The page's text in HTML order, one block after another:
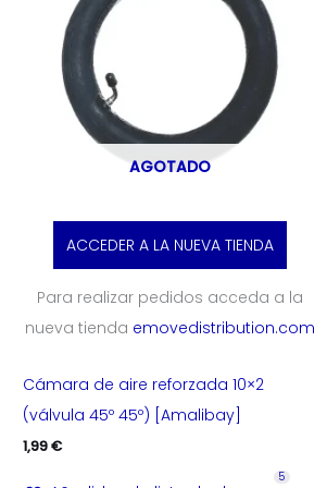
AGOTADO
ACCEDER A LA NUEVA TIENDA
Para realizar pedidos acceda a la
nueva tienda emovedistribution.com
Cámara de aire reforzada 10×2
(válvula 45º 45º) [Amalibay]
1,99€
5